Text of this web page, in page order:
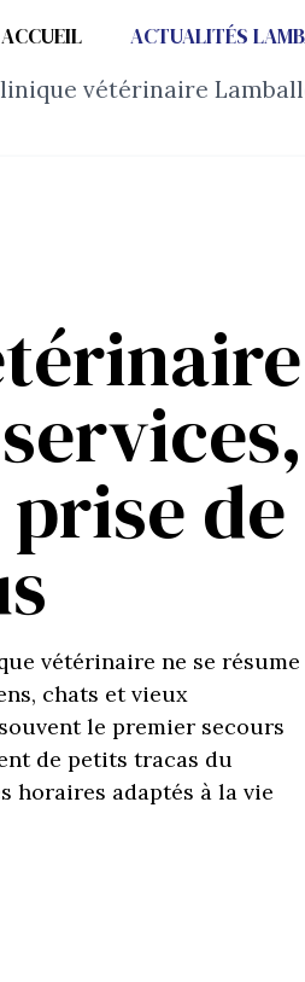
ACCUEIL ACTUALITÉS
vétérinaire
de
vétérinaire ne se résume
chats et vieux
le premier secours
de petits tracas du
horaires adaptés à la vie